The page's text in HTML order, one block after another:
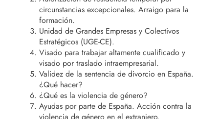
circunstancias excepcionales. Arraigo para la
formación.
Unidad de Grandes Empresas y Colectivos
Estratégicos (UGE-CE).
Visado para trabajar altamente cualificado y
visado por traslado intraempresarial.
Validez de la sentencia de divorcio en España.
¿Qué hacer?
¿Qué es la violencia de género?
Ayudas por parte de España. Acción contra la
violencia de género en el extranjero.